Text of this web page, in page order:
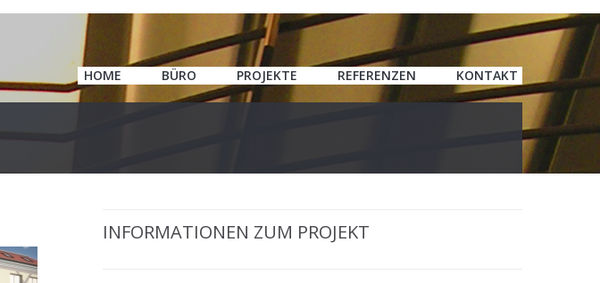
HOME BÜRO PROJEKTE REFERENZEN KONTAKT
INFORMATIONEN ZUM PROJEKT